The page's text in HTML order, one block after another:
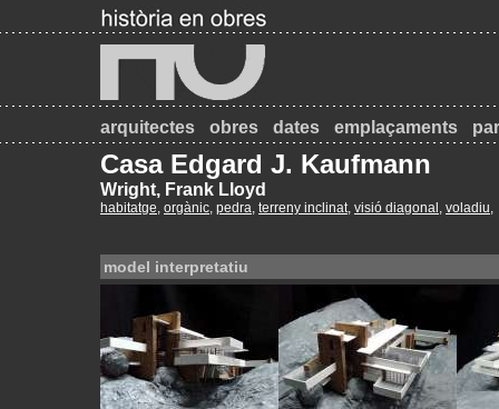
arquitectes obres dates emplaçaments
Casa Edgard J. Kaufmann
Wright, Frank Lloyd
habitatge, orgànic, pedra, terreny inclinat, visió diagonal , voladiu,
model interpretatiu